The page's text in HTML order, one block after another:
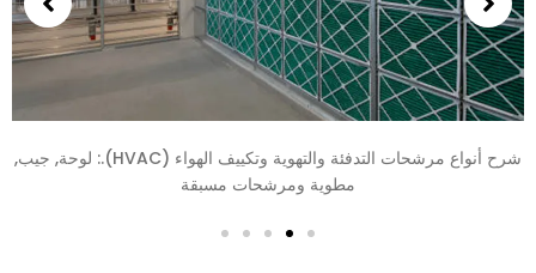
كيفية الحصول على مرشحات التدفئة والتهوية وتكييف الهواء (HVAC) من
الصين: دليل كامل لمشاريع جنوب شرق آسيا